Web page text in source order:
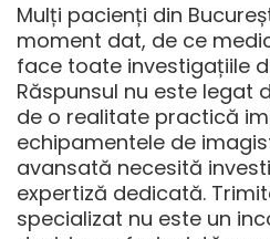
Mulți pacienți din
moment dat, de ce
face toate investigațiile
Răspunsul nu este legat
de o realitate practică
echipamentele de
avansată necesită
expertiză dedicată.
specializat nu este un